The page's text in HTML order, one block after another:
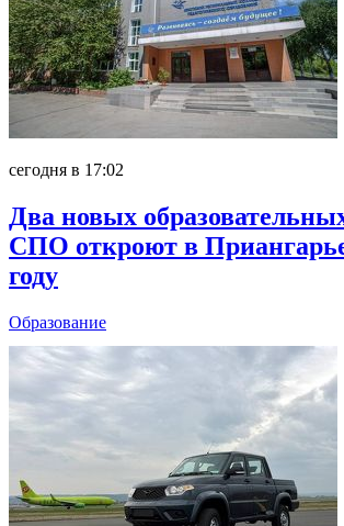
сегодня в 17:02
Два новых
СПО откроют в
году
Образование